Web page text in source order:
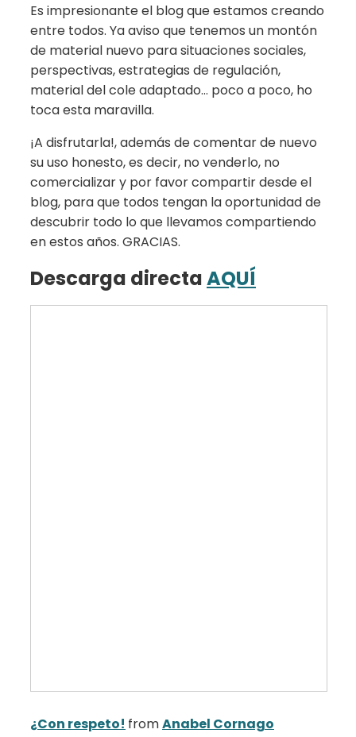
Es impresionante el blog que estamos creando
entre todos. Ya aviso que tenemos un montón
de material nuevo para situaciones sociales,
perspectivas, estrategias de regulación,
material del cole adaptado… poco a poco, ho
toca esta maravilla.
¡A disfrutarla!, además de comentar de nuevo
su uso honesto, es decir, no venderlo, no
comercializar y por favor compartir desde el
blog, para que todos tengan la oportunidad de
descubrir todo lo que llevamos compartiendo
en estos años. GRACIAS.
Descarga directaAQUÍ
¿Con respeto! fromAnabel Cornago